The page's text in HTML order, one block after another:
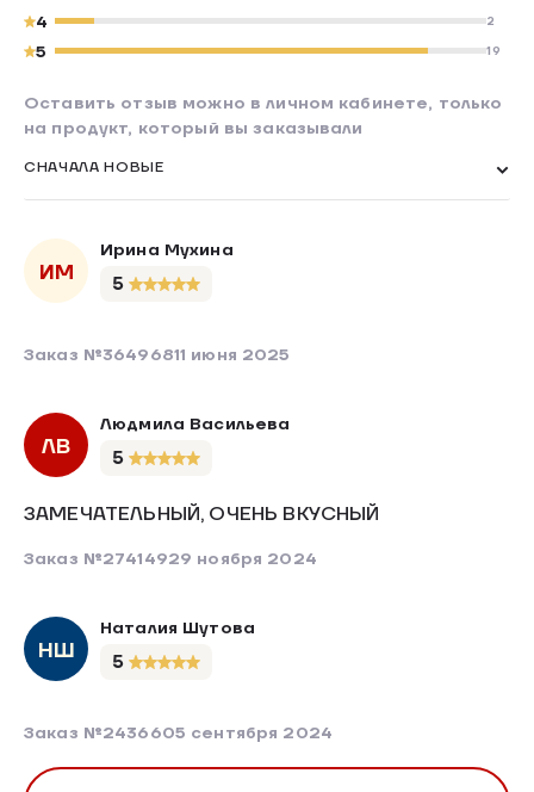
СНАЧАЛА НОВЫЕ
ИМ
Ирина Мухина
5
Заказ №36496811 июня 2025
ЛВ
Людмила Васильева
5
ЗАМЕЧАТЕЛЬНЫЙ, ОЧЕНЬ ВКУСНЫЙ
Заказ №27414929 ноября 2024
НШ
Наталия Шутова
5
Заказ №2436605 сентября 2024
4
2
5 19
Оставить отзыв можно в личном кабинете, только
на продукт, который вы заказывали